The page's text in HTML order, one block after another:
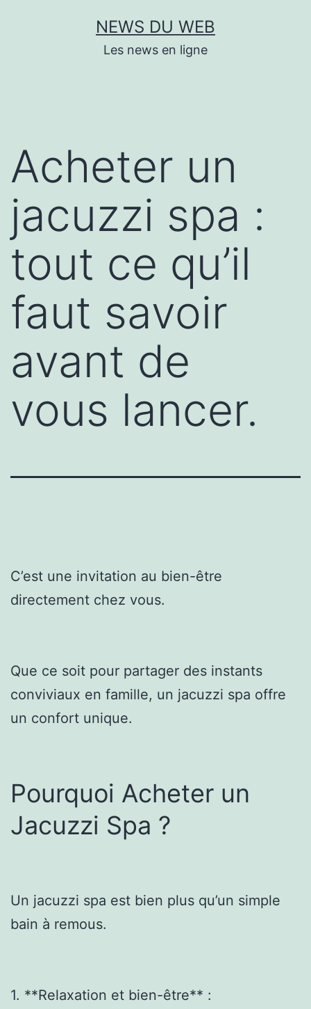
NEWS DU WEB
Les news en ligne
Acheter un
jacuzzi spa :
tout ce qu’il
faut savoir
avant de
vous lancer.
C’est une invitation au bien-être
directement chez vous.
Que ce soit pour partager des instants
conviviaux en famille, un jacuzzi spa offre
un confort unique.
Pourquoi Acheter un
Jacuzzi Spa ?
Un jacuzzi spa est bien plus qu’un simple
bain à remous.
1. **Relaxation et bien-être** :